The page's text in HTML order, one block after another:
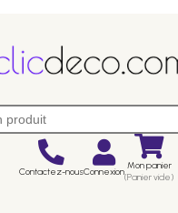
Contactez-nousConnexion Mon panier
(Panier vide)